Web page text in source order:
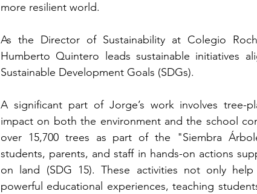
more resilient world.
As the Director of Sustainability at Colegio
Humberto Quintero leads sustainable initiatives
Sustainable Development Goals (SDGs).
A significant part of Jorge’s work involves tree-
impact on both the environment and the school
over 15,700 trees as part of the "Siembra
students, parents, and staff in hands-on actions
on land (SDG 15). These activities not only
powerful educational experiences, teaching